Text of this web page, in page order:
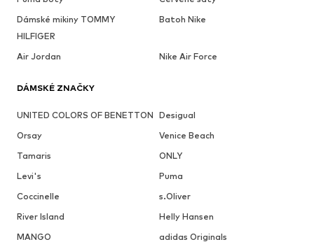
Dámské mikiny TOMMY
HILFIGER
Batoh Nike
Air Jordan Nike Air Force
DÁMSKÉ ZNAČKY
UNITED COLORS OF BENETTON Desigual
Orsay
Venice Beach
Tamaris
ONLY
Levi's
Puma
Coccinelle
s.Oliver
River Island
Helly Hansen
MANGO
adidas Originals